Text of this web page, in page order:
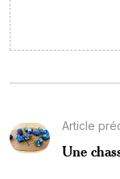
Article
Une